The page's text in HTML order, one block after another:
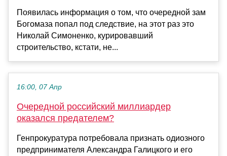
Появилась информация о том, что очередной зам
Богомаза попал под следствие, на этот раз это
Николай Симоненко, курировавший
строительство, кстати, не...
16:00, 07 Апр
Очередной российский миллиардер
оказался предателем?
Генпрокуратура потребовала признать одиозного
предпринимателя Александра Галицкого и его